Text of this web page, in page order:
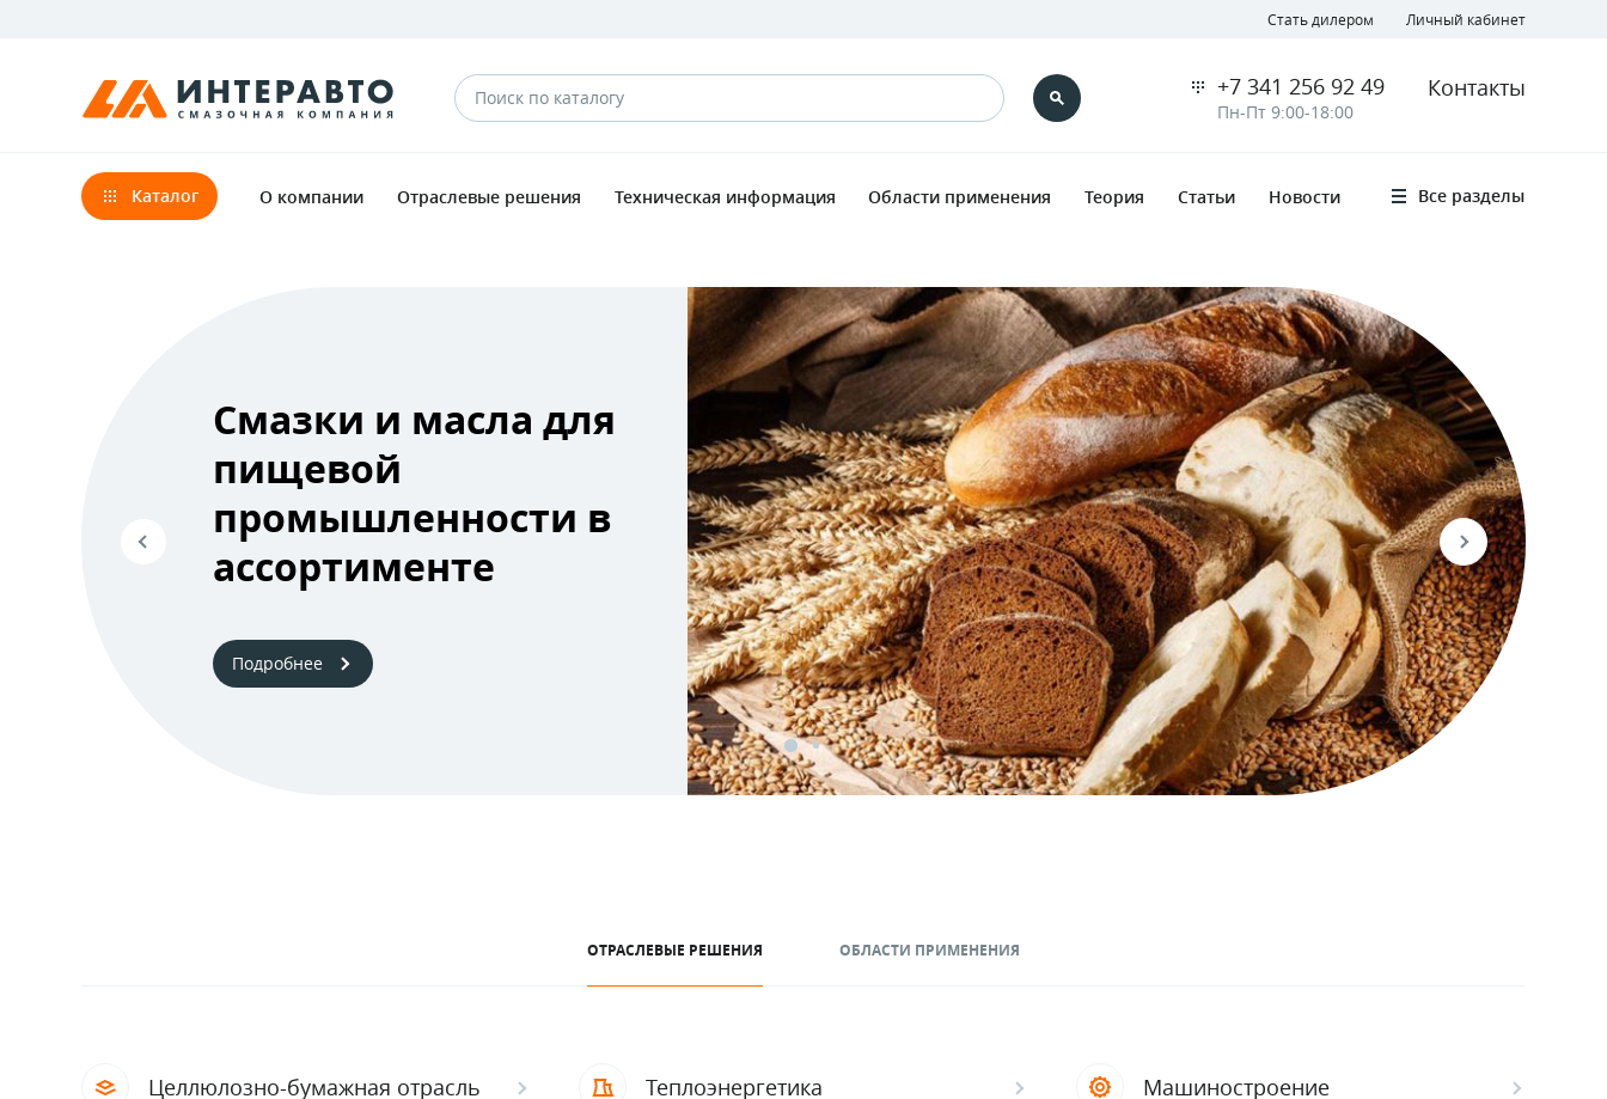
Стать дилером Личный кабинет
+7 341 256 92 49
Пн-Пт 9:00-18:00
Контакты
Каталог О компании Отраслевые решения Техническая информация Области применения Теория Статьи Новости Все разделы
Смазки и масла для
пищевой
промышленности в
ассортименте
Подробнее
ОТРАСЛЕВЫЕ РЕШЕНИЯ ОБЛАСТИ ПРИМЕНЕНИЯ
Целлюлозно-бумажная отрасль Теплоэнергетика Машиностроение